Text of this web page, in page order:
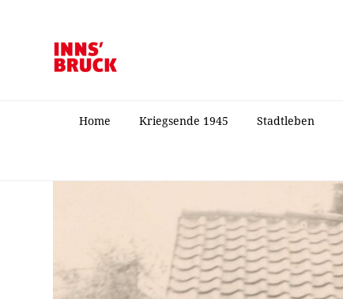
Home Kriegsende 1945 Stadtleben